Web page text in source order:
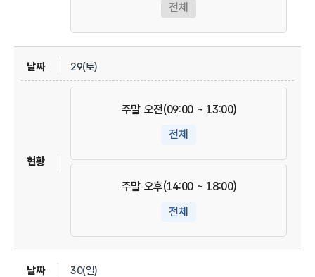
전체
29(토)
주말 오전(09:00 ~ 13:00)
전체
주말 오후(14:00 ~ 18:00)
전체
30(일)